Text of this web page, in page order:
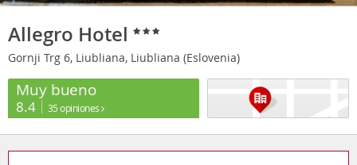
Allegro Hotel
Gornji Trg 6, Liubliana, Liubliana (Eslovenia)
Muy bueno
8.4 35 opiniones